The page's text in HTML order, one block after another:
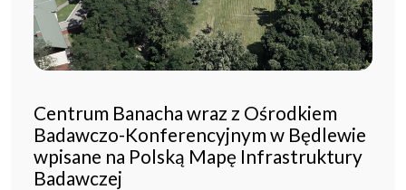
Centrum Banacha wraz z Ośrodkiem
Badawczo-Konferencyjnym w Będlewie
wpisane na Polską Mapę Infrastruktury
Badawczej